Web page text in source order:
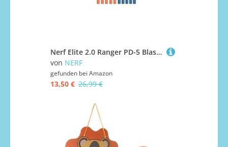
Nerf Elite 2.0 Ranger PD-5 Blaster, mit 5 Läufen, 10 Nerf Elite Darts, einfache Handhabung, Dart-Aufbewahrung, Pump-Action
von NERF
gefunden bei Amazon
13,50 € 26,99 €